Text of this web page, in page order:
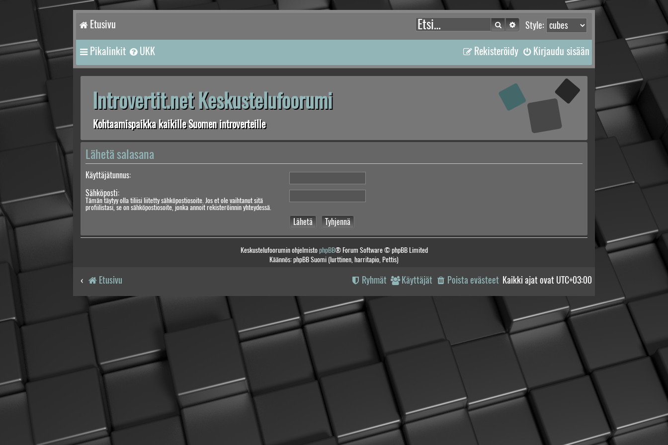
Etusivu Style:
Etsi Tarkennettu haku
Pikalinkit UKK Kirjaudu sisään
Rekisteröidy
Introvertit.net Keskustelufoorumi
Kohtaamispaikka kaikille Suomen introverteille
Lähetä salasana
Käyttäjätunnus:
Sähköposti:
Tämän täytyy olla tiliisi liitetty sähköpostiosoite. Jos et ole vaihtanut sitä
profiilistasi, se on sähköpostiosoite, jonka annoit rekisteröinnin yhteydessä.
Keskustelufoorumin ohjelmistophpBB® Forum Software © phpBB Limited
Käännös: phpBB Suomi (lurttinen, harritapio, Pettis)
Etusivu Kaikki ajat ovat UTC+03:00
Poista evästeet
Käyttäjät
Ryhmät